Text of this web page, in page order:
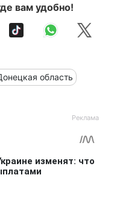
вам удобно!
область